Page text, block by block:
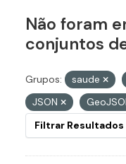
Não foram
conjuntos
Grupos: saude
JSON
Filtrar Resultados